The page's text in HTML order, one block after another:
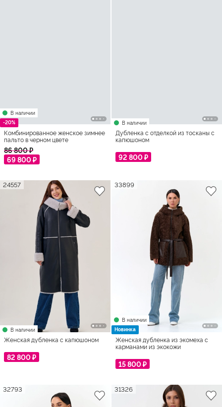
В наличии
-20%
Комбинированное женское зимнее
пальто в черном цвете
86 800 ₽
69 800 ₽
В наличии
Дубленка с отделкой из тосканы с
капюшоном
92 800 ₽
В наличии
24557
Женская дубленка с капюшоном
82 800 ₽
В наличии
Новинка
33899
Женская дубленка из экомеха с
карманами из экокожи
15 800 ₽
32793 31326